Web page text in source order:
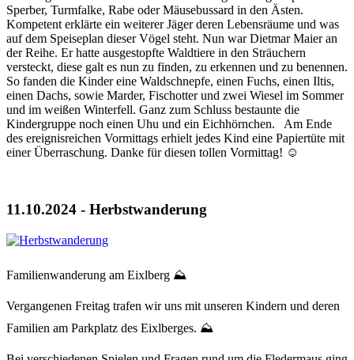
Sperber, Turmfalke, Rabe oder Mäusebussard in den Ästen.
Kompetent erklärte ein weiterer Jäger deren Lebensräume und was
auf dem Speiseplan dieser Vögel steht. Nun war Dietmar Maier an
der Reihe. Er hatte ausgestopfte Waldtiere in den Sträuchern
versteckt, diese galt es nun zu finden, zu erkennen und zu benennen.
So fanden die Kinder eine Waldschnepfe, einen Fuchs, einen Iltis,
einen Dachs, sowie Marder, Fischotter und zwei Wiesel im Sommer
und im weißen Winterfell. Ganz zum Schluss bestaunte die
Kindergruppe noch einen Uhu und ein Eichhörnchen. Am Ende
des ereignisreichen Vormittags erhielt jedes Kind eine Papiertüte mit
einer Überraschung. Danke für diesen tollen Vormittag! ☺️
11.10.2024 - Herbstwanderung
Familienwanderung am Eixlberg ⛰️
Vergangenen Freitag trafen wir uns mit unseren Kindern und deren
Familien am Parkplatz des Eixlberges. ⛰️